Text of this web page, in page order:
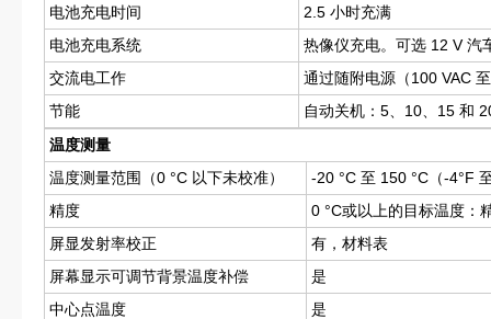
电池充电时间
2.5 小时充满
电池充电系统
热像仪充电。可选 12 V 汽
交流电工作
通过随附电源（100 VAC
节能
自动关机：5、10、15 和
温度测量
温度测量范围（0 °C 以下未校准）
-20 °C 至 150 °C（-4°F
精度
0 °C或以上的目标温度：
屏显发射率校正
有，材料表
屏幕显示可调节背景温度补偿
是
中心点温度
是